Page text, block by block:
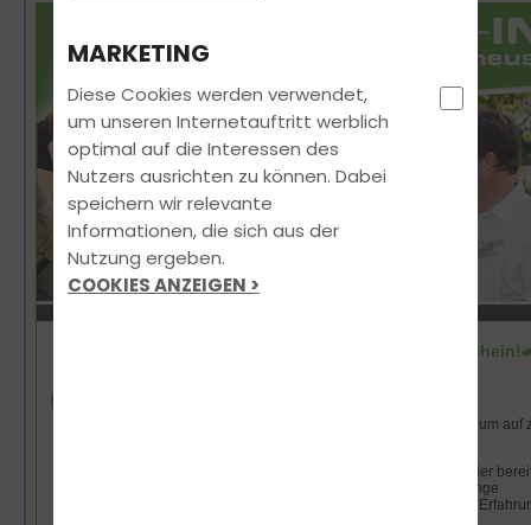
MARKETING
Diese Cookies werden verwendet,
um unseren Internetauftritt werblich
optimal auf die Interessen des
Nutzers ausrichten zu können. Dabei
speichern wir relevante
Informationen, die sich aus der
Nutzung ergeben.
COOKIES ANZEIGEN >